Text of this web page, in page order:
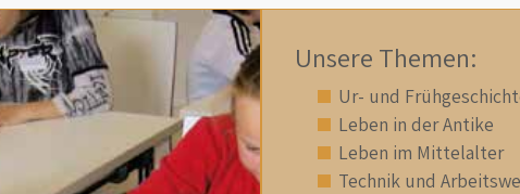
Unsere Themen:
Ur- und
Leben in der Antike
Leben im Mittelalter
Technik und